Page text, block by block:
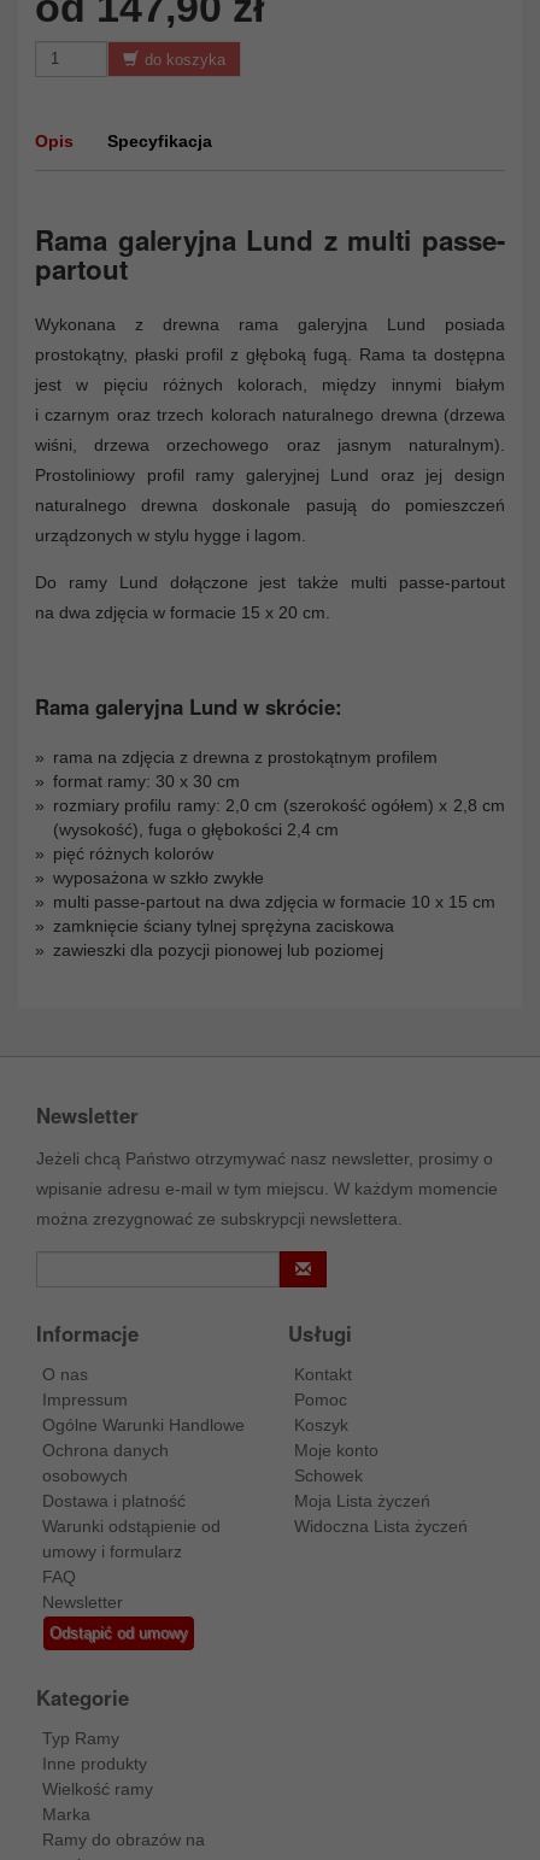
do koszyka
Opis Specyfikacja
Rama galeryjna Lund z multi passe-
partout
Wykonana z drewna rama galeryjna Lund posiada
prostokątny, płaski profil z głęboką fugą. Rama ta dostępna
jest w pięciu różnych kolorach, między innymi białym
i czarnym oraz trzech kolorach naturalnego drewna (drzewa
wiśni, drzewa orzechowego oraz jasnym naturalnym).
Prostoliniowy profil ramy galeryjnej Lund oraz jej design
naturalnego drewna doskonale pasują do pomieszczeń
urządzonych w stylu hygge i lagom.
Do ramy Lund dołączone jest także multi passe-partout
na dwa zdjęcia w formacie 15 x 20 cm.
Rama galeryjna Lund w skrócie:
rama na zdjęcia z drewna z prostokątnym profilem
format ramy: 30 x 30 cm
rozmiary profilu ramy: 2,0 cm (szerokość ogółem) x 2,8 cm
(wysokość), fuga o głębokości 2,4 cm
pięć różnych kolorów
wyposażona w szkło zwykłe
multi passe-partout na dwa zdjęcia w formacie 10 x 15 cm
zamknięcie ściany tylnej sprężyna zaciskowa
zawieszki dla pozycji pionowej lub poziomej
Newsletter
Jeżeli chcą Państwo otrzymywać nasz newsletter, prosimy o
wpisanie adresu e-mail w tym miejscu. W każdym momencie
można zrezygnować ze subskrypcji newslettera.
Informacje
O nas
Impressum
Ogólne Warunki Handlowe
Ochrona danych
osobowych
Dostawa i platność
Warunki odstąpienie od
umowy i formularz
FAQ
Newsletter
Odstąpić od umowy
Usługi
Kontakt
Pomoc
Koszyk
Moje konto
Schowek
Moja Lista życzeń
Widoczna Lista życzeń
Kategorie
Typ Ramy
Inne produkty
Wielkość ramy
Marka
Ramy do obrazów na